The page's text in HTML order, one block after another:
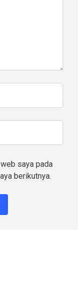
saya pada
berikutnya.